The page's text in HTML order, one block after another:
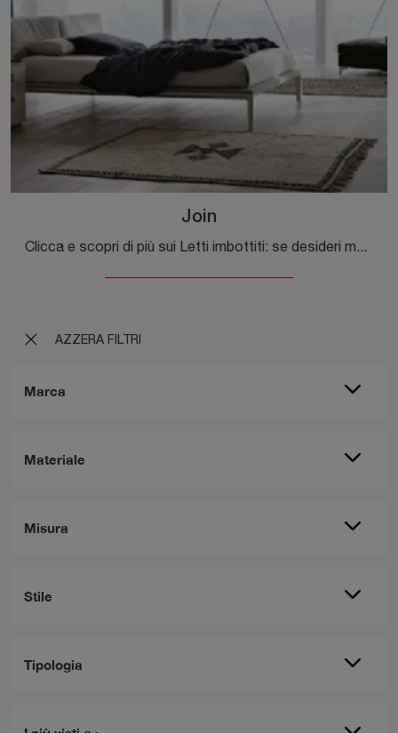
AZZERA FILTRI
Marca
Materiale
Misura
Stile
Tipologia
Join
Clicca e scopri di più sui Letti imbottiti: se desideri modelli matrimoniali moderni, il modello Join Alivar fa per te.